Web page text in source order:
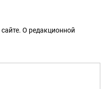
сайте. О редакционной